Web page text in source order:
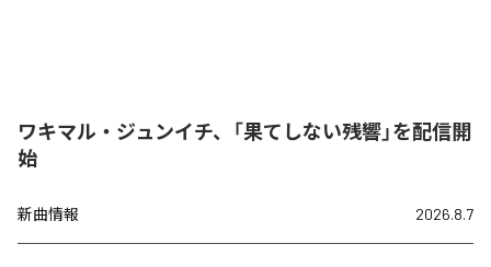
ワキマル・ジュンイチ、「果てしない残響」を配信開
始
新曲情報 2026.8.7